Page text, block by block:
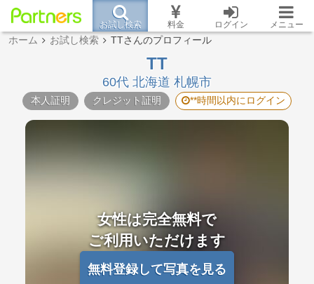
お試し検索 料金 ログイン メニュー
ホーム お試し検索 TTさんのプロフィール
TT
60代 北海道 札幌市
本人証明 クレジット証明 **時間以内にログイン
女性は完全無料で
ご利用いただけます
無料登録して写真を見る